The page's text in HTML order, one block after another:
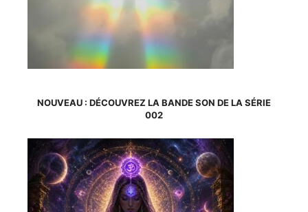
NOUVEAU : DÉCOUVREZ LA BANDE SON DE LA SÉRIE
002